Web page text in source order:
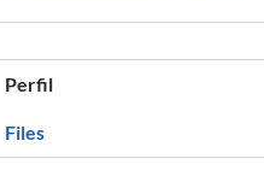
Perfil
Files